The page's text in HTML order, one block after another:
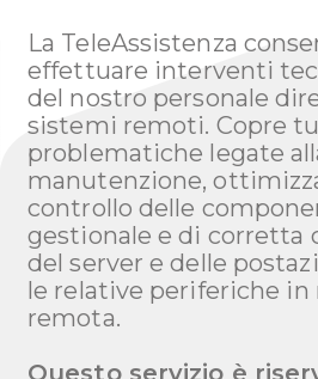
La TeleAssistenza
effettuare interventi
del nostro personale
sistemi remoti. Copre
problematiche legate
manutenzione,
controllo delle
gestionale e di corretta
del server e delle
le relative periferiche in
remota.